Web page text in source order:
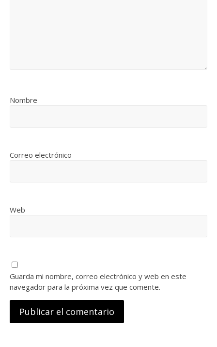
Nombre
Correo electrónico
Web
Guarda mi nombre, correo electrónico y web en este
navegador para la próxima vez que comente.